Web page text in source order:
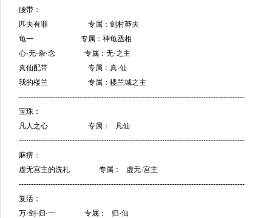
腰带：
匹夫有罪 专属：剑村莽夫
龟一 专属：神龟丞相
心·无·杂·念 专属：无·之主
真仙配带 专属：真·仙
我的楼兰 专属：楼兰城之主
---------------------------------------------------------------------------------------------
宝珠：
凡人之心 专属： 凡仙
---------------------------------------------------------------------------------------------
麻痹：
虚无宫主的洗礼 专属： 虚无·宫主
---------------------------------------------------------------------------------------------
复活：
万·剑·归·一 专属： 归·仙